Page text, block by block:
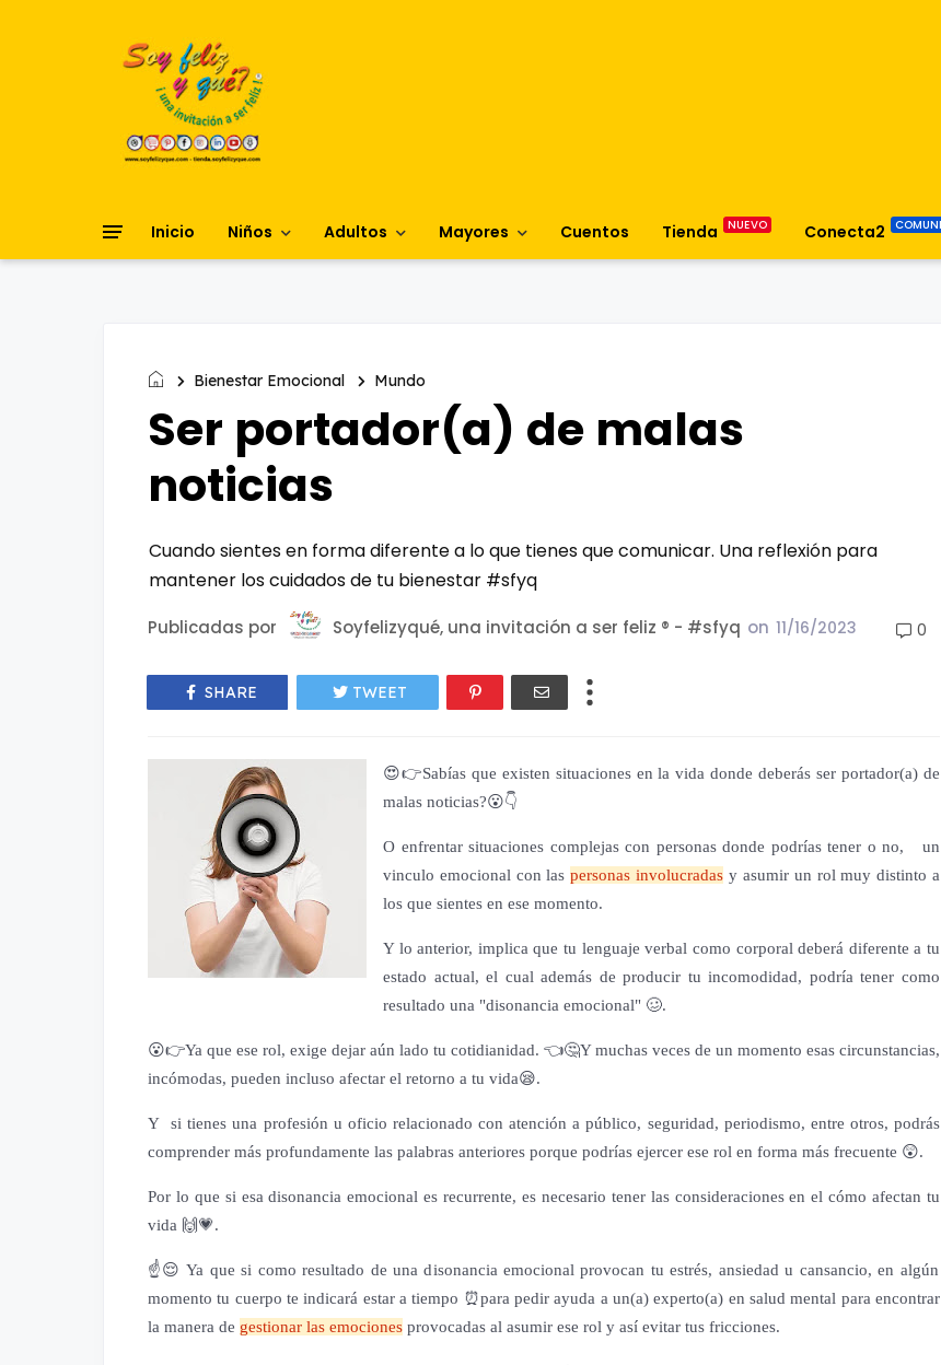
Inicio Niños Adultos Mayores Cuentos Tienda Conecta2
Bienestar Emocional Mundo
Ser portador(a) de malas
noticias
Cuando sientes en forma diferente a lo que tienes que comunicar. Una reflexión para
mantener los cuidados de tu bienestar #sfyq
Publicadas por Soyfelizyqué, una invitación a ser feliz ® - #sfyq on 11/16/2023 0
SHARE TWEET
😍👉Sabías que existen situaciones en la vida donde deberás ser portador(a) de
malas noticias?😮👇
O enfrentar situaciones complejas con personas donde podrías tener o no, un
vinculo emocional con laspersonas involucradas y asumir un rol muy distinto a
los que sientes en ese momento.
Y lo anterior, implica que tu lenguaje verbal como corporal deberá diferente a tu
estado actual, el cual además de producir tu incomodidad, podría tener como
resultado una "disonancia emocional" 🥴.
😮👉Ya que ese rol, exige dejar aún lado tu cotidianidad. 👈🤔Y muchas veces de un momento esas circunstancias,
incómodas, pueden incluso afectar el retorno a tu vida😪.
Y si tienes una profesión u oficio relacionado con atención a público, seguridad, periodismo, entre otros, podrás
comprender más profundamente las palabras anteriores porque podrías ejercer ese rol en forma más frecuente 😲.
Por lo que si esa disonancia emocional es recurrente, es necesario tener las consideraciones en el cómo afectan tu
vida 🙌💗.
☝️😌 Ya que si como resultado de una disonancia emocional provocan tu estrés, ansiedad u cansancio, en algún
momento tu cuerpo te indicará estar a tiempo ⏰para pedir ayuda a un(a) experto(a) en salud mental para encontrar
la manera de gestionar las emociones provocadas al asumir ese rol y así evitar tus fricciones.